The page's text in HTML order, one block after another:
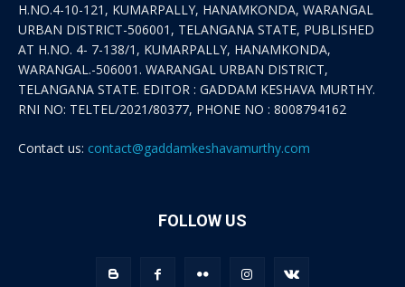
H.NO.4-10-121, KUMARPALLY, HANAMKONDA, WARANGAL
URBAN DISTRICT-506001, TELANGANA STATE, PUBLISHED
AT H.NO. 4- 7-138/1, KUMARPALLY, HANAMKONDA,
WARANGAL.-506001. WARANGAL URBAN DISTRICT,
TELANGANA STATE. EDITOR : GADDAM KESHAVA MURTHY.
RNI NO: TELTEL/2021/80377, PHONE NO : 8008794162
Contact us: contact@gaddamkeshavamurthy.com
FOLLOW US